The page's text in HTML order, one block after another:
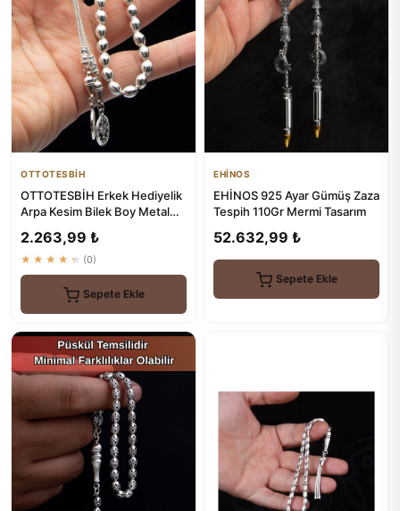
OTTOTESBİH
OTTOTESBİH Erkek Hediyelik
Arpa Kesim Bilek Boy Metal
2.263,99 ₺
★★★★★ (0)
Sepete Ekle
EHİNOS
EHİNOS 925 Ayar Gümüş Zaza
Tespih 110Gr Mermi Tasarım
52.632,99 ₺
Sepete Ekle